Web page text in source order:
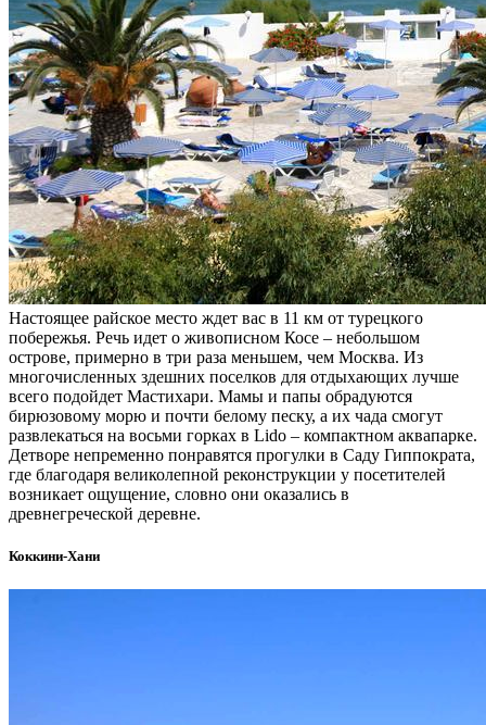
Настоящее райское место ждет вас в 11 км от турецкого
побережья. Речь идет о живописном Косе – небольшом
острове, примерно в три раза меньшем, чем Москва. Из
многочисленных здешних поселков для отдыхающих лучше
всего подойдет Мастихари. Мамы и папы обрадуются
бирюзовому морю и почти белому песку, а их чада смогут
развлекаться на восьми горках в Lido – компактном аквапарке.
Детворе непременно понравятся прогулки в Саду Гиппократа,
где благодаря великолепной реконструкции у посетителей
возникает ощущение, словно они оказались в
древнегреческой деревне.
Коккини-Хани